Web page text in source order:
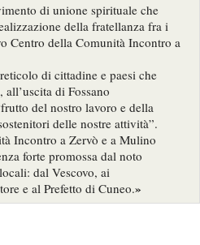
di unione spirituale che
della fratellanza fra i
Centro della Comunità Incontro a
di cittadine e paesi che
di Fossano
del nostro lavoro e della
delle nostre attività”.
Incontro a Zervò e a Mulino
forte promossa dal noto
dal Vescovo, ai
e al Prefetto di Cuneo.»